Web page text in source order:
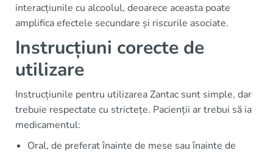
interacțiunile cu alcoolul, deoarece aceasta poate
amplifica efectele secundare și riscurile asociate.
Instrucțiuni corecte de
utilizare
Instrucțiunile pentru utilizarea Zantac sunt simple, dar
trebuie respectate cu strictețe. Pacienții ar trebui să ia
medicamentul:
Oral, de preferat înainte de mese sau înainte de